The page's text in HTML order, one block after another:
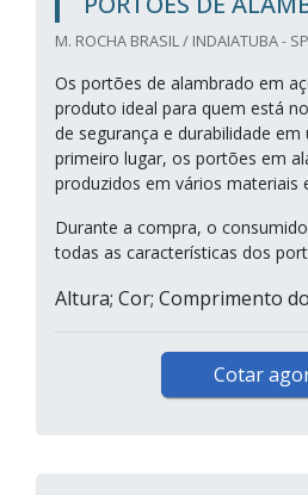
M. ROCHA BRASIL / INDAIATUBA - SP
Os portões de alambrado em
produto ideal para quem está
de segurança e durabilidade
primeiro lugar, os portões em
produzidos em vários materiais
Durante a compra, o
todas as características dos
Altura; Cor; Comprimento
Cotar